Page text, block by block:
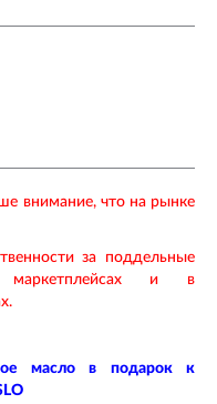
внимание, что на рынке
за поддельные
маркетплейсах и в
масло в подарок к